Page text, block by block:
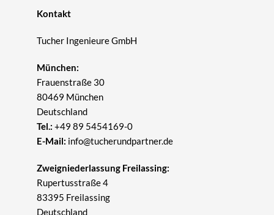
Kontakt
Tucher Ingenieure GmbH
München:
Frauenstraße 30
80469 München
Deutschland
Tel.: +49 89 5454169-0
E-Mail: info@tucherundpartner.de
Zweigniederlassung Freilassing:
Rupertusstraße 4
83395 Freilassing
Deutschland